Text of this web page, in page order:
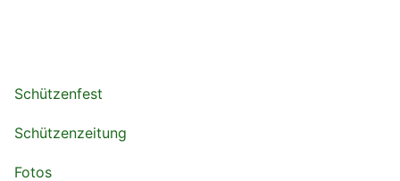
Schützenfest
Schützenzeitung
Fotos